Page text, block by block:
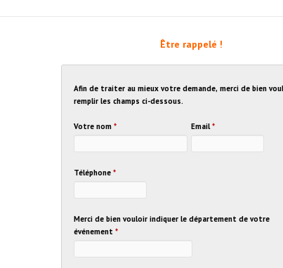
Être rappelé !
Afin de traiter au mieux votre demande, merci de bien
remplir les champs ci-dessous.
Votre nom* Email *
Téléphone*
Merci de bien vouloir indiquer le département de votre
événement*